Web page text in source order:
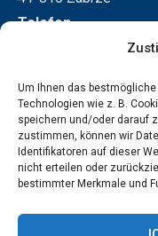
Um Ihnen das
Technologien wie z. B.
speichern und/oder darauf
zustimmen, können wir
Identifikatoren auf dieser
nicht erteilen oder
bestimmter Merkmale und
Telefon
E-Mail
biuro@akwa.eu
2025 Akwa | Bevscope